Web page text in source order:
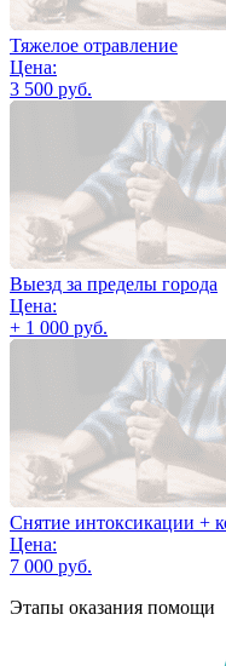
Тяжелое отравление
Цена:
3 500 руб.
Выезд за пределы города
Цена:
+ 1 000 руб.
Снятие интоксикации +
Цена:
7 000 руб.
Этапы оказания помощи